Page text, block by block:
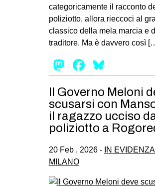
categoricamente il racconto
poliziotto, allora rieccoci al
classico della mela marcia e
traditore. Ma è davvero così
Mastodon
Facebook
Il Governo Meloni
scusarsi con
il ragazzo ucciso
poliziotto a
20 Feb , 2026 - IN EVIDENZA
MILANO